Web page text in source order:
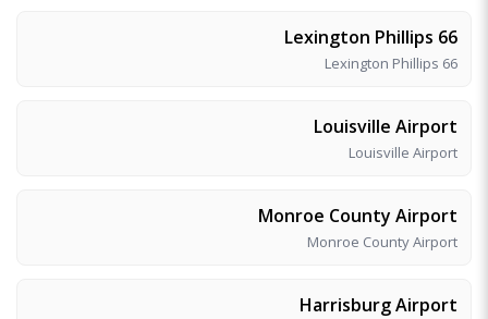
Lexington Phillips 66
Lexington Phillips 66
Louisville Airport
Louisville Airport
Monroe County Airport
Monroe County Airport
Harrisburg Airport